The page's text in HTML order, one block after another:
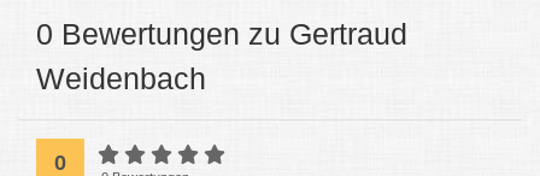
0 Bewertungen zu Gertraud
Weidenbach
0